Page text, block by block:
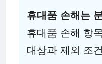
휴대품 손해는
휴대품 손해 항
대상과 제외 조